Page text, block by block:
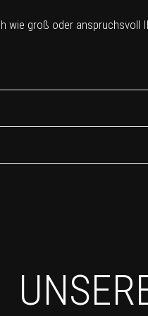
wie groß oder anspruchsvoll